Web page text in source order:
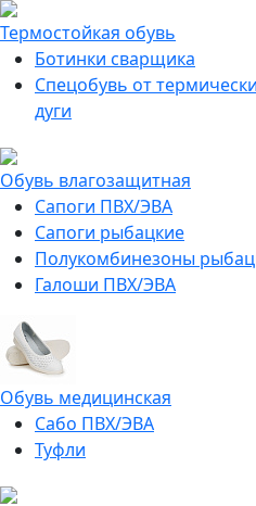
Термостойкая обувь
Ботинки сварщика
Спецобувь от
дуги
Обувь влагозащитная
Сапоги ПВХ/ЭВА
Сапоги рыбацкие
Полукомбинезоны
Галоши ПВХ/ЭВА
Обувь медицинская
Сабо ПВХ/ЭВА
Туфли